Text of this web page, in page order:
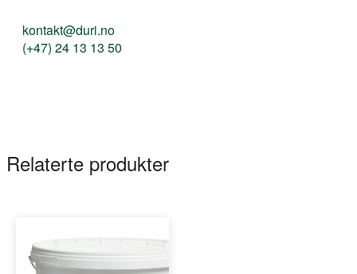
kontakt@duri.no
(+47) 24 13 13 50
Relaterte produkter